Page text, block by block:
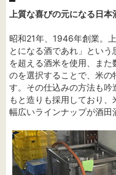
上質な喜びの元になる日
昭和21年、1946年創業。
とになる酒であれ」とい
を超える酒米を使用、ま
のを選択することで、米の
す。その仕込みの方法も
もと造りも採用しており
幅広いラインナップが酒田